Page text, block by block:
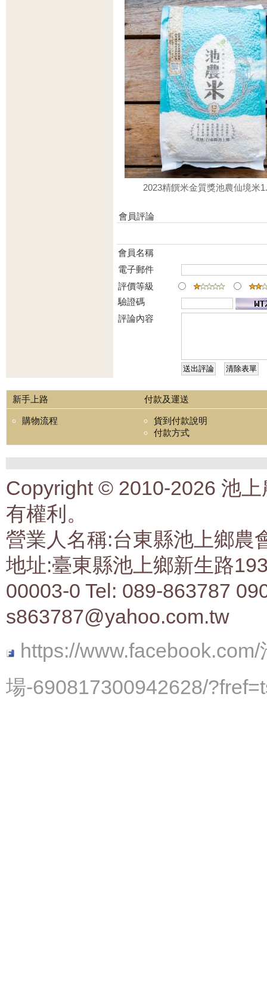
2023精饌米金質獎池農仙境米
會員評論
會員名稱
電子郵件
評價等級
驗證碼
評論內容
新手上路 付款及運送
購物流程
貨到付款說明
付款方式
Copyright © 2010-2026 池
有權利。
營業人名稱:台東縣池上鄉農
地址:臺東縣池上鄉新生路
00003-0 Tel: 089-863787
s863787@yahoo.com.tw
https://
場-690817300942628/